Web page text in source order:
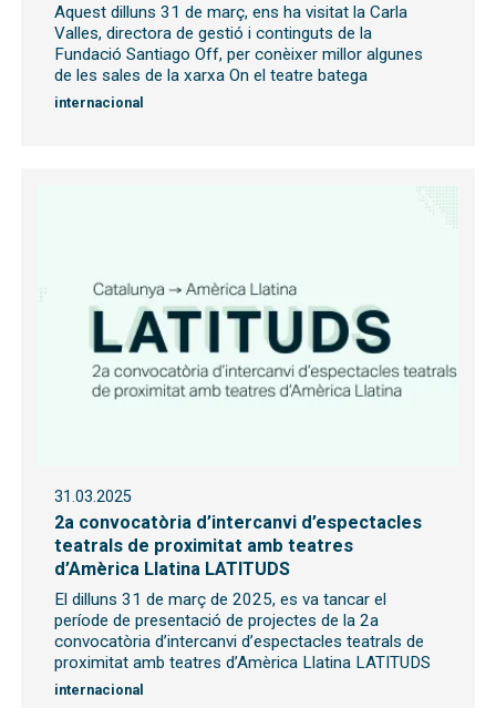
Aquest dilluns 31 de març, ens ha visitat la Carla
Valles, directora de gestió i continguts de la
Fundació Santiago Off, per conèixer millor algunes
de les sales de la xarxa On el teatre batega
internacional
31.03.2025
2a convocatòria d’intercanvi d’espectacles
teatrals de proximitat amb teatres
d’Amèrica Llatina LATITUDS
El dilluns 31 de març de 2025, es va tancar el
període de presentació de projectes de la 2a
convocatòria d’intercanvi d’espectacles teatrals de
proximitat amb teatres d’Amèrica Llatina LATITUDS
internacional